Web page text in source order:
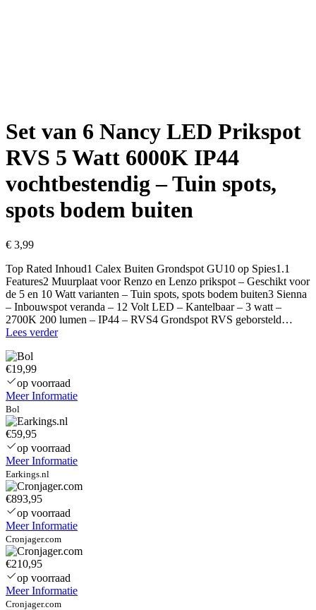
Set van 6 Nancy LED Prikspot
RVS 5 Watt 6000K IP44
vochtbestendig – Tuin spots,
spots bodem buiten
€ 3,99
Top Rated Inhoud1 Calex Buiten Grondspot GU10 op Spies1.1
Features2 Muurplaat voor Renzo en Lenzo prikspot – Geschikt voor
de 5 en 10 Watt varianten – Tuin spots, spots bodem buiten3 Sienna
– Inbouwspot veranda – 12 Volt LED – Kantelbaar – 3 watt –
2700K 200 lumen – IP44 – RVS4 Grondspot RVS geborsteld…
Lees verderSet
LED
Prikspot
5
6000K
IP44
–
spots,
spots
bodem
buiten
€19,99
op voorraad
Meer Informatie
Bol
€59,95
op voorraad
Meer Informatie
Earkings.nl
€893,95
op voorraad
Meer Informatie
Cronjager.com
€210,95
op voorraad
Meer Informatie
Cronjager.com